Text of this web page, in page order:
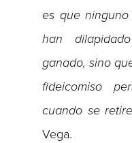
es que
han
ganado, sino
fideicomiso
cuando se
Vega.